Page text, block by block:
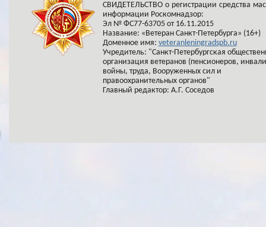
СВИДЕТЕЛЬСТВО о регистрации средства
информации Роскомнадзор:
Эл № ФС77-63705 от 16.11.2015
Название: «Ветеран Санкт-Петербурга» (16+)
Доменное имя: veteranleningradspb.ru
Учредитель: "Санкт-Петербургская
организация ветеранов (пенсионеров,
войны, труда, Вооруженных сил и
правоохранительных органов"
Главный редактор: А.Г. Соседов